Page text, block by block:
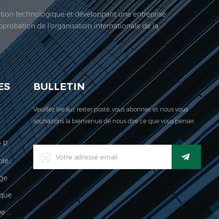
technologique et développant une entreprise
de l'organisation internationale de la
est située ici. En 2006, Jadeur acquis ...
Échelle De Calcul Des Prix Légale Pour Le Commerce
Indicateur De Pesage Imperméable Industriel Industriel Numérique LED
Imperméable 150kg Indicateur De Pesée
BULLETIN
Veuillez lire sur, rester posté, vous abonner, et nous vous
souhaitons la bienvenue de nous dire ce que vous penser.